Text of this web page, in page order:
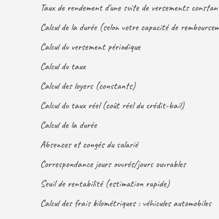
Taux de rendement d'une suite de versements
Calcul de la durée (selon votre capacité de
Calcul du versement périodique
Calcul du taux
Calcul des loyers (constants)
Calcul du taux réel (coût réel du crédit-bail)
Calcul de la durée
Absences et congés du salarié
Correspondance jours ouvrés/jours ouvrables
Seuil de rentabilité (estimation rapide)
Calcul des frais kilométriques : véhicules automobiles